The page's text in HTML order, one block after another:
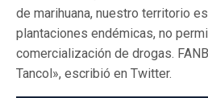
de marihuana, nuestro territorio
plantaciones endémicas, no
comercialización de drogas.
Tancol», escribió en Twitter.